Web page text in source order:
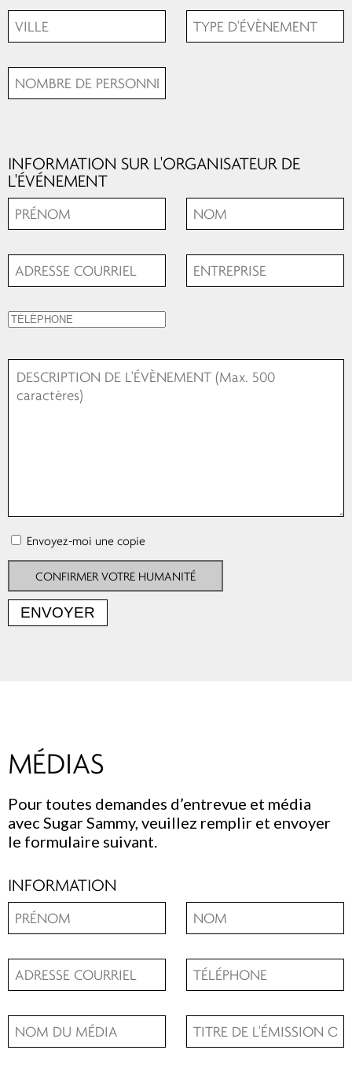
INFORMATION SUR L'ORGANISATEUR DE
L'ÉVÉNEMENT
Envoyez-moi une copie
CONFIRMER VOTRE HUMANITÉ
MÉDIAS
Pour toutes demandes d’entrevue et média
avec Sugar Sammy, veuillez remplir et envoyer
le formulaire suivant.
INFORMATION